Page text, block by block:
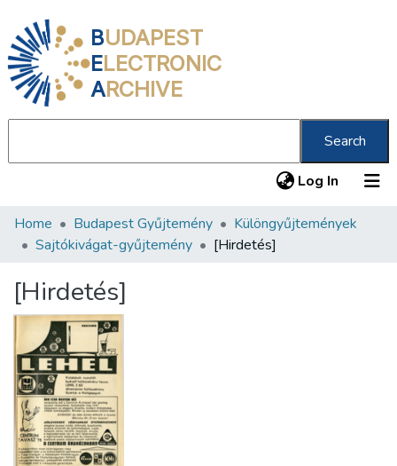
BUDAPEST
ELECTRONIC
ARCHIVE
Search
Log In (current)
Communities & Collections
Statistics
About us
Home Budapest Gyűjtemény
Különgyűjtemények
Sajtókivágat-gyűjtemény
[Hirdetés]
[Hirdetés]